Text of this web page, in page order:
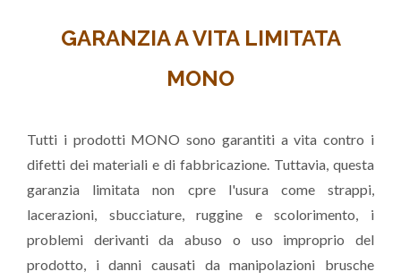
GARANZIA A VITA LIMITATA
MONO
Tutti i prodotti MONO sono garantiti a vita contro i
difetti dei materiali e di fabbricazione. Tuttavia, questa
garanzia limitata non cpre l'usura come strappi,
lacerazioni, sbucciature, ruggine e scolorimento, i
problemi derivanti da abuso o uso improprio del
prodotto, i danni causati da manipolazioni brusche